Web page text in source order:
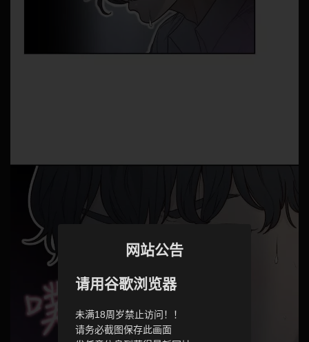
网站公告
请用谷歌浏览器
未满18周岁禁止访问！！
请务必截图保存此画面